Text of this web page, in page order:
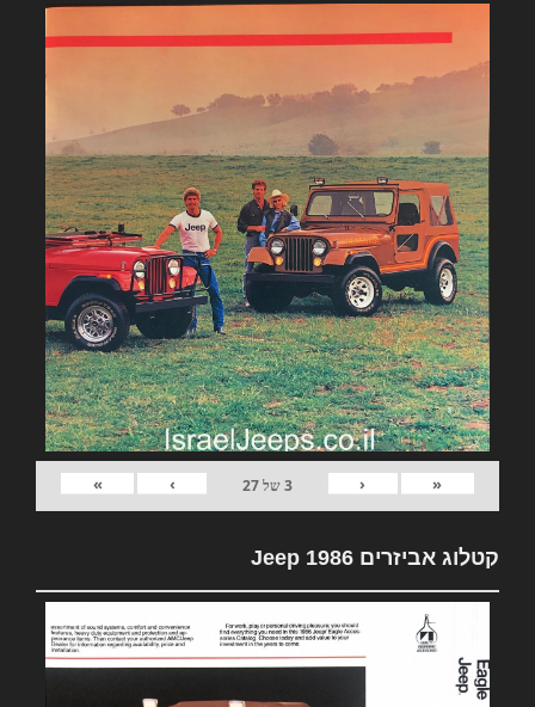
«
‹
3של27
›
»
קטלוג אביזרים Jeep 1986